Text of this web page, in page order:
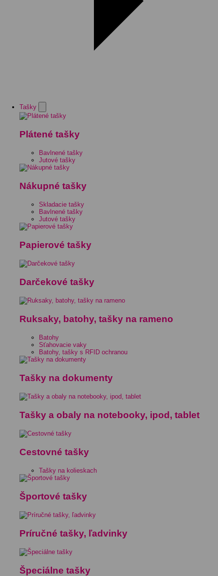
Tašky
Plátené tašky
Bavlnené tašky
Jutové tašky
Nákupné tašky
Skladacie tašky
Bavlnené tašky
Jutové tašky
Papierové tašky
Darčekové tašky
Ruksaky, batohy, tašky na rameno
Batohy
Sťahovacie vaky
Batohy, tašky s RFID ochranou
Tašky na dokumenty
Tašky a obaly na notebooky, ipod, tablet
Cestovné tašky
Tašky na kolieskach
Športové tašky
Príručné tašky, ľadvinky
Špeciálne tašky